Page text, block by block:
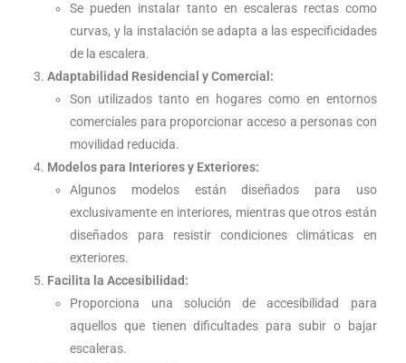
Se pueden instalar tanto en escaleras rectas como
curvas, y la instalación se adapta a las especificidades
de la escalera.
Adaptabilidad Residencial y Comercial:
Son utilizados tanto en hogares como en entornos
comerciales para proporcionar acceso a personas con
movilidad reducida.
Modelos para Interiores y Exteriores:
Algunos modelos están diseñados para uso
exclusivamente en interiores, mientras que otros están
diseñados para resistir condiciones climáticas en
exteriores.
Facilita la Accesibilidad:
Proporciona una solución de accesibilidad para
aquellos que tienen dificultades para subir o bajar
escaleras.